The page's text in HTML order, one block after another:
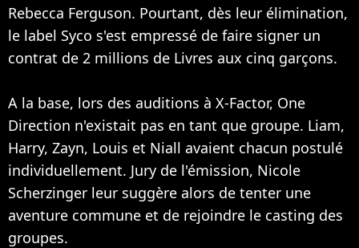
Rebecca Ferguson. Pourtant, dès leur élimination,
le label Syco s'est empressé de faire signer un
contrat de 2 millions de Livres aux cinq garçons.
A la base, lors des auditions à X-Factor, One
Direction n'existait pas en tant que groupe. Liam,
Harry, Zayn, Louis et Niall avaient chacun postulé
individuellement. Jury de l'émission, Nicole
Scherzinger leur suggère alors de tenter une
aventure commune et de rejoindre le casting des
groupes.